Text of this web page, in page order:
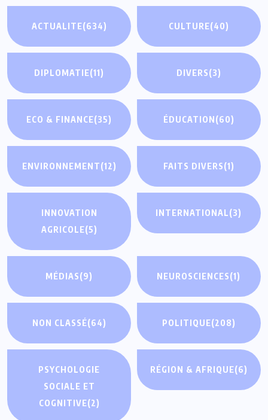
ACTUALITE(634) CULTURE(40)
DIPLOMATIE(11) DIVERS(3)
ECO & FINANCE(35) ÉDUCATION(60)
ENVIRONNEMENT(12) FAITS DIVERS(1)
INNOVATION
AGRICOLE(5)
INTERNATIONAL(3)
MÉDIAS(9) NEUROSCIENCES(1)
NON CLASSÉ(64) POLITIQUE(208)
PSYCHOLOGIE
SOCIALE ET
COGNITIVE(2)
RÉGION & AFRIQUE(6)